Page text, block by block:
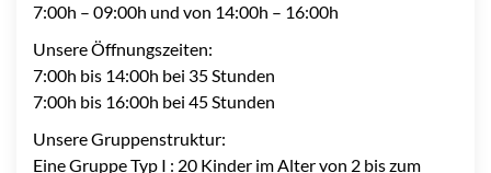
7:00h – 09:00h und von 14:00h – 16:00h
Unsere Öffnungszeiten:
7:00h bis 14:00h bei 35 Stunden
7:00h bis 16:00h bei 45 Stunden
Unsere Gruppenstruktur:
Eine Gruppe Typ I : 20 Kinder im Alter von 2 bis zum